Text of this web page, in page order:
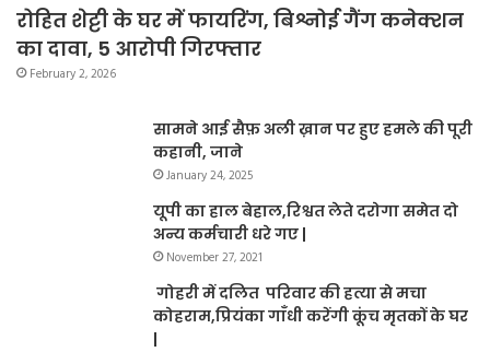
रोहित शेट्टी के घर में फायरिंग, बिश्नोई गैंग कनेक्शन
का दावा, 5 आरोपी गिरफ्तार
February 2, 2026
सामने आई सैफ़ अली ख़ान पर हुए हमले की पूरी
कहानी, जाने
January 24, 2025
यूपी का हाल बेहाल,रिश्वत लेते दरोगा समेत दो
अन्य कर्मचारी धरे गए |
November 27, 2021
गोहरी में दलित परिवार की हत्या से मचा
कोहराम,प्रियंका गाँधी करेंगी कूंच मृतकों के घर
|